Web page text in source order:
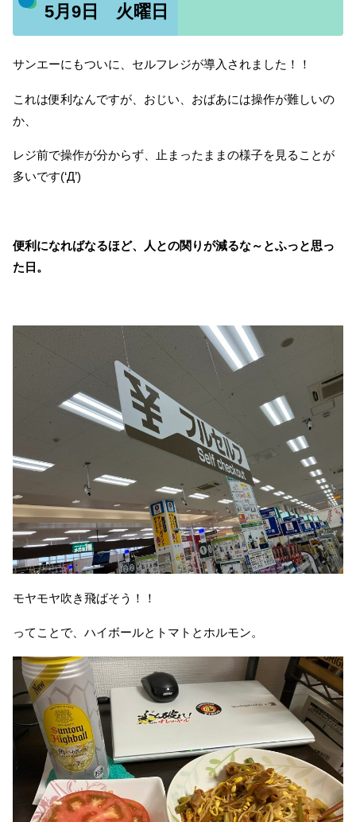
5月9日 火曜日
サンエーにもついに、セルフレジが導入されました！！
これは便利なんですが、おじい、おばあには操作が難しいの
か、
レジ前で操作が分からず、止まったままの様子を見ることが
多いです(‘Д’)
便利になればなるほど、人との関りが減るな～とふっと思っ
た日。
モヤモヤ吹き飛ばそう！！
ってことで、ハイボールとトマトとホルモン。